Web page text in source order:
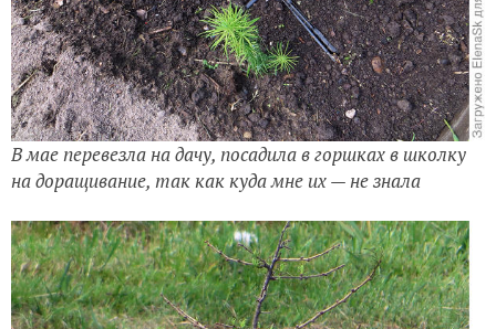
В мае перевезла на дачу, посадила в горшках в школку
на доращивание, так как куда мне их — не знала